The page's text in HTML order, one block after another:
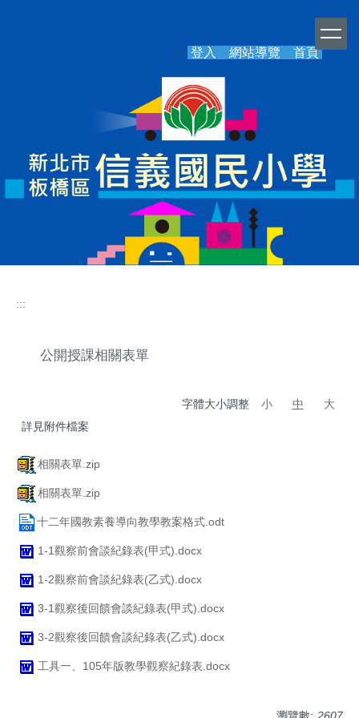
::: 登入 網站導覽 首頁
:::
公開授課相關表單
字體大小調整 小 中
大
詳見附件檔案
相關表單.zip
相關表單.zip
十二年國教素養導向教學教案格式.odt
1-1觀察前會談紀錄表(甲式).docx
1-2觀察前會談紀錄表(乙式).docx
3-1觀察後回饋會談紀錄表(甲式).docx
3-2觀察後回饋會談紀錄表(乙式).docx
工具一、105年版教學觀察紀錄表.docx